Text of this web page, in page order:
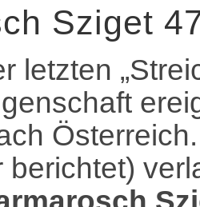
Sziget
letzten
berichtet)